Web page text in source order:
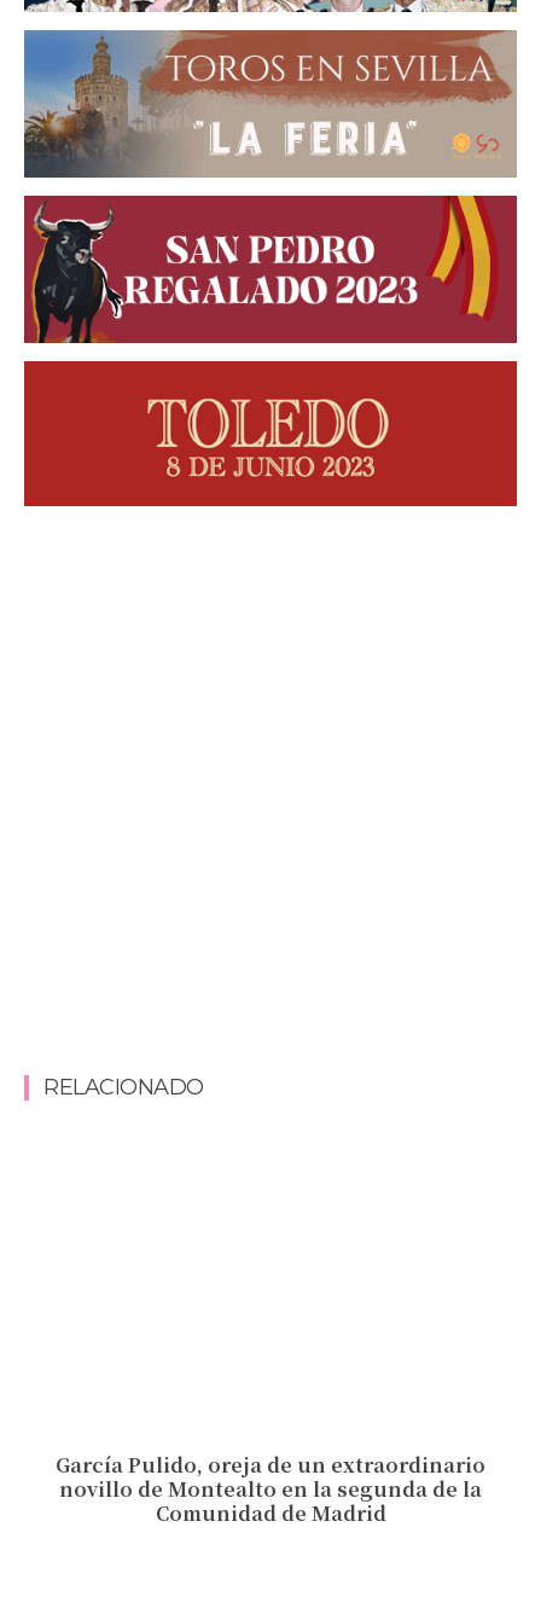
RELACIONADO
García Pulido, oreja de un extraordinario
novillo de Montealto en la segunda de la
Comunidad de Madrid